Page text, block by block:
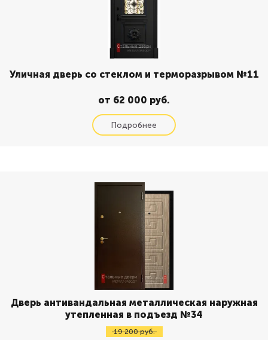
Уличная дверь со стеклом и терморазрывом №11
от 62 000 руб.
Дверь антивандальная металлическая наружная
утепленная в подъезд №34
19 200 руб.